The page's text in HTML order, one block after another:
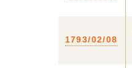
1793/02/08